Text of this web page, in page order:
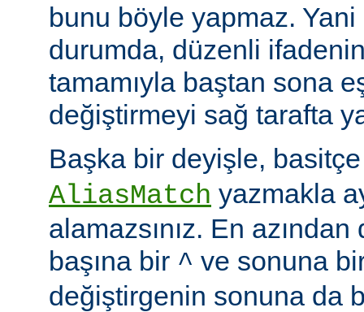
bunu böyle yapmaz.
durumda, düzenli
tamamıyla baştan sona
değiştirmeyi sağ tarafta
Başka bir deyişle,
AliasMatch yazmakla
alamazsınız. En
başına bir ^ ve sonuna
değiştirgenin sonuna da